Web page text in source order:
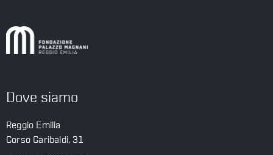
Dove siamo
Reggio Emilia
Corso Garibaldi, 31